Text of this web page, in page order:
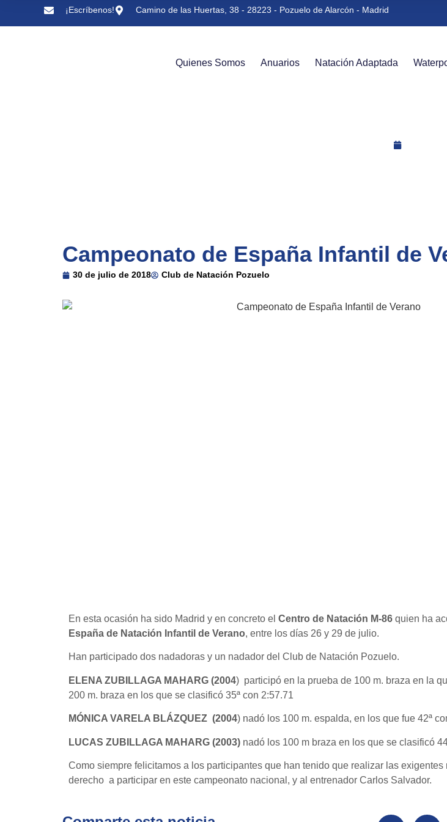
¡Escríbenos! Camino de las Huertas, 38 - 28223 - Pozuelo de Alarcón - Madrid
Quienes Somos Anuarios Natación Adaptada
Campeonato de España Infantil de
30 de julio de 2018 Club de Natación Pozuelo
En esta ocasión ha sido Madrid y en concreto el Centro de Natación M-86 quien ha
España de Natación Infantil de Verano, entre los días 26 y 29 de julio.
Han participado dos nadadoras y un nadador del Club de Natación Pozuelo.
ELENA ZUBILLAGA MAHARG (2004) participó en la prueba de 100 m. braza en la
200 m. braza en los que se clasificó 35ª con 2:57.71
MÓNICA VARELA BLÁZQUEZ (2004) nadó los 100 m. espalda, en los que fue 42ª
LUCAS ZUBILLAGA MAHARG (2003) nadó los 100 m braza en los que se clasificó
Como siempre felicitamos a los participantes que han tenido que realizar las exigentes
derecho a participar en este campeonato nacional, y al entrenador Carlos Salvador.